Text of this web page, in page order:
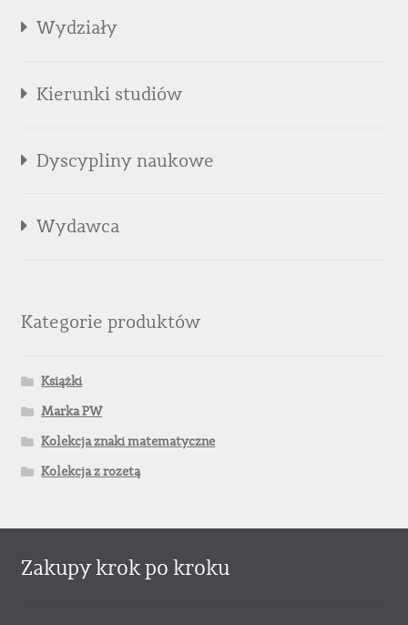
Wydziały
Kierunki studiów
Dyscypliny naukowe
Wydawca
Kategorie produktów
Książki
Marka PW
Kolekcja znaki matematyczne
Kolekcja z rozetą
Zakupy krok po kroku